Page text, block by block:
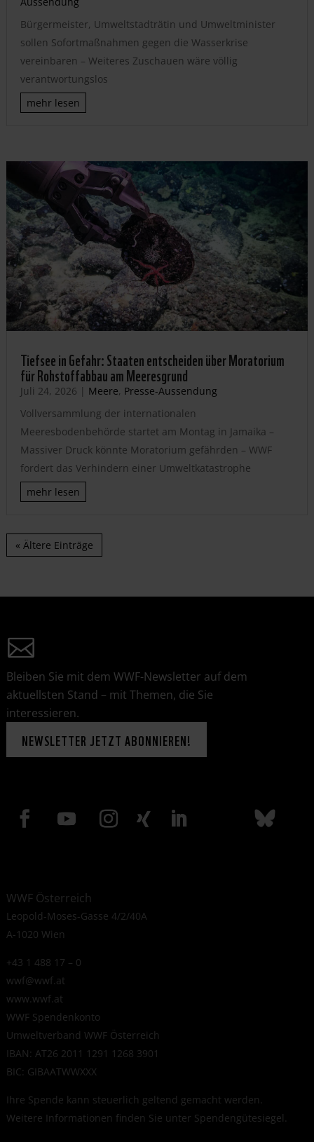
Bürgermeister, Umweltstadträtin und Umweltminister
sollen Sofortmaßnahmen gegen die Wasserkrise
vereinbaren – Weiteres Zuschauen wäre völlig
verantwortungslos
mehr lesen
Tiefsee in Gefahr: Staaten entscheiden über Moratorium
für Rohstoffabbau am Meeresgrund
Juli 24, 2026 | Meere, Presse-Aussendung
Vollversammlung der internationalen
Meeresbodenbehörde startet am Montag in Jamaika –
Massiver Druck könnte Moratorium gefährden – WWF
fordert das Verhindern einer Umweltkatastrophe
mehr lesen
« Ältere Einträge
Bleiben Sie mit dem WWF-Newsletter auf dem
aktuellsten Stand – mit Themen, die Sie
interessieren.
NEWSLETTER JETZT ABONNIEREN!
WWF Österreich
Leopold-Moses-Gasse 4/2/40A
A-1020 Wien
+43 1 488 17 – 0
wwf@wwf.at
www.wwf.at
WWF Spendenkonto
Umweltverband WWF Österreich
IBAN: AT26 2011 1291 1268 3901
BIC: GIBAATWWXXX
Ihre Spende kann steuerlich geltend gemacht werden.
Weitere Informationen finden Sie unter Spendengütesiegel